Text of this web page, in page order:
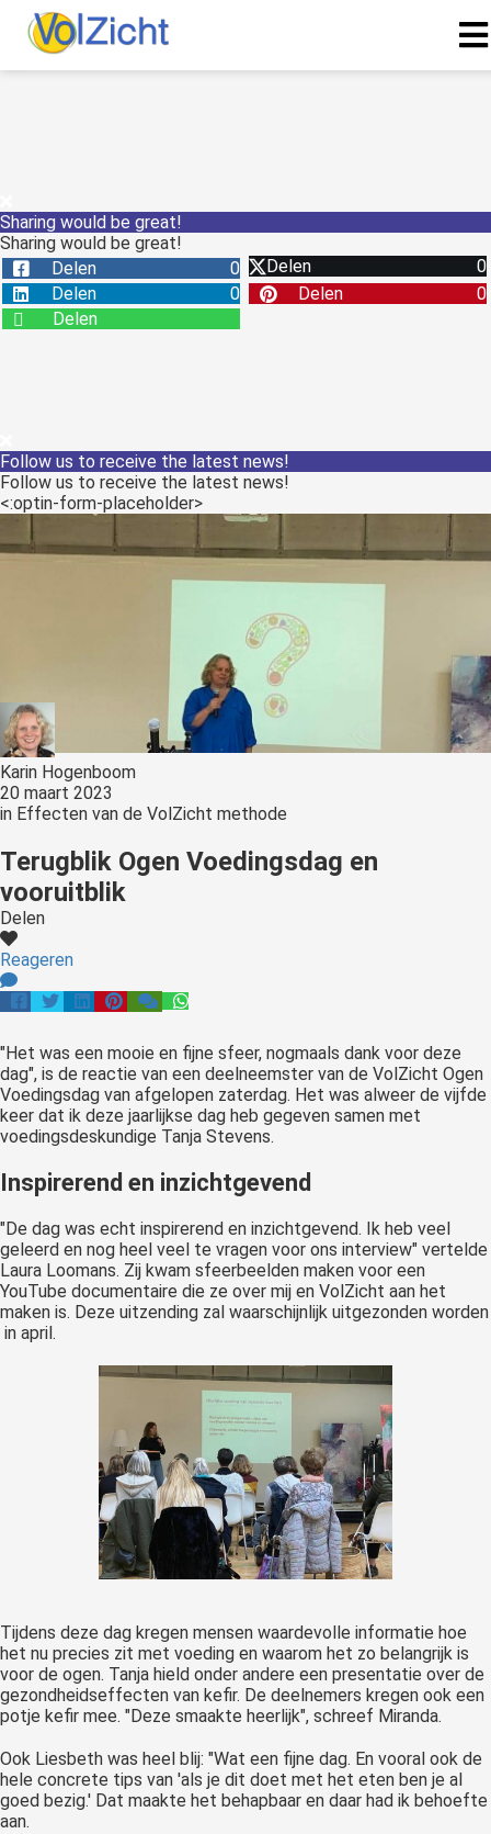
Sharing would be great!
Sharing would be great!
Delen
0 Delen
0
Delen
0 Delen
0
Delen
Follow us to receive the latest news!
Follow us to receive the latest news!
<:optin-form-placeholder>
Karin Hogenboom
20 maart 2023
in Effecten van de VolZicht methode
Terugblik Ogen Voedingsdag en
vooruitblik
Delen
Reageren
"Het was een mooie en fijne sfeer, nogmaals dank voor deze
dag", is de reactie van een deelneemster van de VolZicht Ogen
Voedingsdag van afgelopen zaterdag. Het was alweer de vijfde
keer dat ik deze jaarlijkse dag heb gegeven samen met
voedingsdeskundige Tanja Stevens.
Inspirerend en inzichtgevend
"De dag was echt inspirerend en inzichtgevend. Ik heb veel
geleerd en nog heel veel te vragen voor ons interview" vertelde
Laura Loomans. Zij kwam sfeerbeelden maken voor een
YouTube documentaire die ze over mij en VolZicht aan het
maken is. Deze uitzending zal waarschijnlijk uitgezonden worden
in april.
Tijdens deze dag kregen mensen waardevolle informatie hoe
het nu precies zit met voeding en waarom het zo belangrijk is
voor de ogen. Tanja hield onder andere een presentatie over de
gezondheidseffecten van kefir. De deelnemers kregen ook een
potje kefir mee. "Deze smaakte heerlijk", schreef Miranda.
Ook Liesbeth was heel blij: "Wat een fijne dag. En vooral ook de
hele concrete tips van 'als je dit doet met het eten ben je al
goed bezig.' Dat maakte het behapbaar en daar had ik behoefte
aan.